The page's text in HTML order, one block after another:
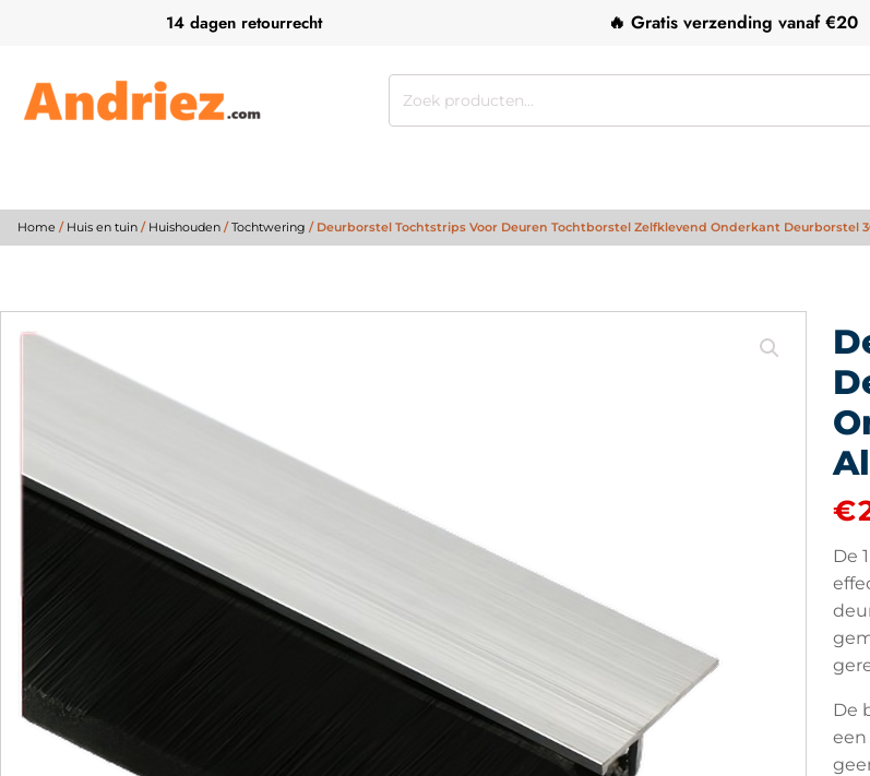
14 dagen retourrecht 🔥 Gratis verzending vanaf €20
Zoeken
Home / Huis en tuin / Huishouden /Tochtwering / Deurborstel Tochtstrips Voor Deuren Tochtborstel Zelfklevend Onderkant Deurborstel
€
De
De